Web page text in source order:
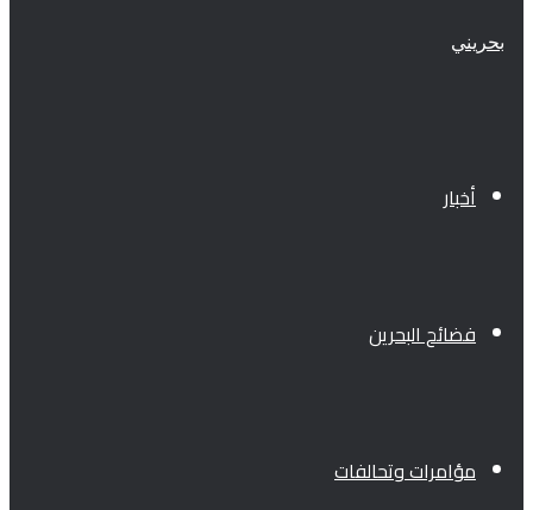
أخبار
فضائح البحرين
مؤامرات وتحالفات